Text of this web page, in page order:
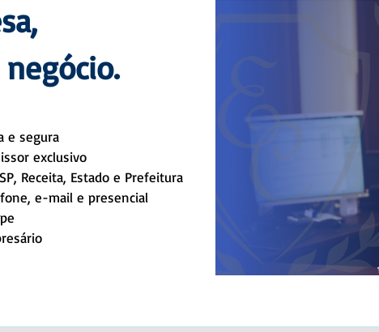
e segura
exclusivo
Receita, Estado e Prefeitura
e-mail e presencial